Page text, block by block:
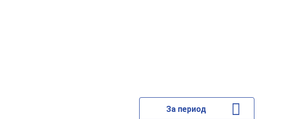
За период